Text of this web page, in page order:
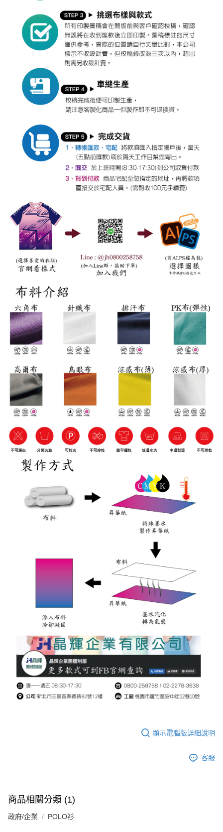
顯示電腦版詳細說明
客服
商品相關分類 (1)
政府/企業 POLO衫